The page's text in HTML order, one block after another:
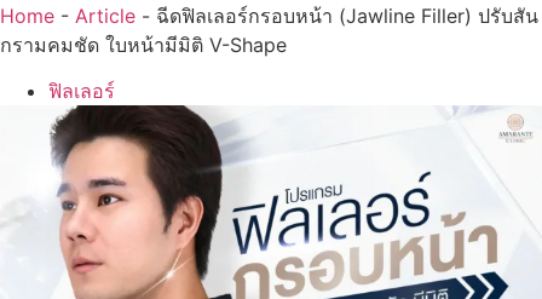
Home - Article - ฉีดฟิลเลอร์กรอบหน้า (Jawline Filler) ปรับสัน
กรามคมชัด ใบหน้ามีมิติ V-Shape
ฟิลเลอร์